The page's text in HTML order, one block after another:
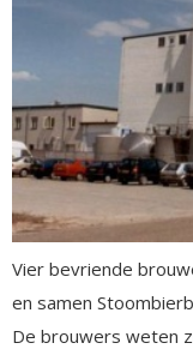
Vier bevriende
en samen
De brouwers weten